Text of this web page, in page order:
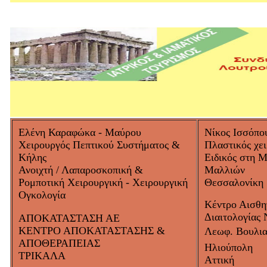
Ελένη Καραφώκα - Μαύρου
Χειρουργός Πεπτικού Συστήματος &
Κήλης
Ανοιχτή / Λαπαροσκοπική &
Ρομποτική Χειρουργική - Χειρουργική
Ογκολογία
ΑΠΟΚΑΤΑΣΤΑΣΗ ΑΕ
ΚΕΝΤΡΟ ΑΠΟΚΑΤΑΣΤΑΣΗΣ &
ΑΠΟΘΕΡΑΠΕΙΑΣ
ΤΡΙΚΑΛΑ
Νίκος
Πλαστικός
Ειδικός στη
Μαλλιών
Θεσσαλονίκη
Κέντρο
Λεωφ.
Ηλιούπολη
Αττική